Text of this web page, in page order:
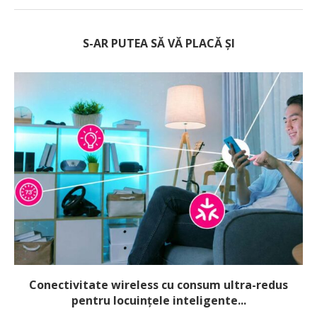
S-AR PUTEA SĂ VĂ PLACĂ ȘI
Conectivitate wireless cu consum ultra-redus
pentru locuințele inteligente...